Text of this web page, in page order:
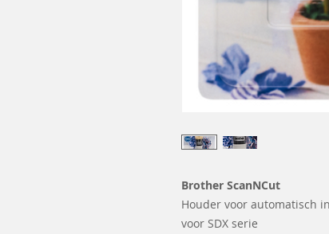
Brother ScanNCut
Houder voor automatisch
voor SDX serie